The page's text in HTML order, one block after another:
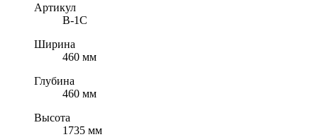
Артикул
B-1C
Ширина
460 мм
Глубина
460 мм
Высота
1735 мм